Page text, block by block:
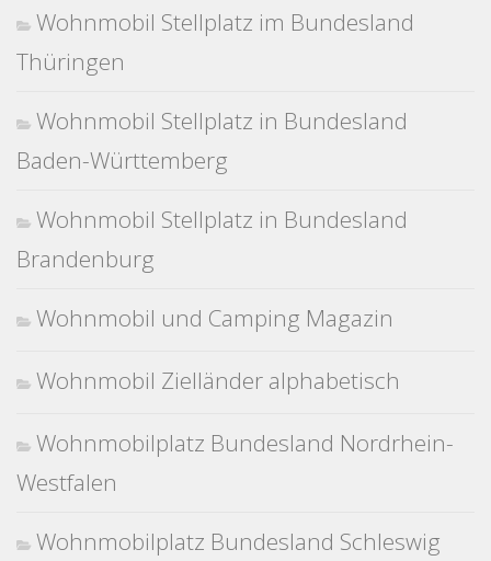
Wohnmobil Stellplatz im Bundesland
Thüringen
Wohnmobil Stellplatz in Bundesland
Baden-Württemberg
Wohnmobil Stellplatz in Bundesland
Brandenburg
Wohnmobil und Camping Magazin
Wohnmobil Zielländer alphabetisch
Wohnmobilplatz Bundesland Nordrhein-
Westfalen
Wohnmobilplatz Bundesland Schleswig